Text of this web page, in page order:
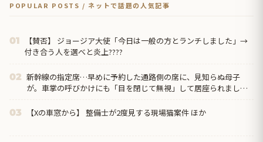
POPULAR POSTS / ネットで話題の人気記事
01
【賛否】 ジョージア大使「今日は一般の方とランチしました」→
付き合う人を選べと炎上????
02 新幹線の指定席…早めに予約した通路側の席に、見知らぬ母子
が。車掌の呼びかけにも「目を閉じて無視」して居座られまし
03 【Xの車窓から】 整備士が2度見する現場猫案件 ほか